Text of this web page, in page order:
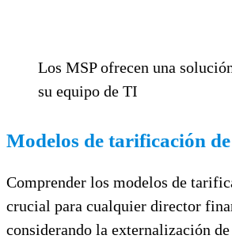
Los MSP ofrecen una
su equipo de TI
Modelos de tarificación
Comprender los modelos de
crucial para cualquier director
considerando la externalización